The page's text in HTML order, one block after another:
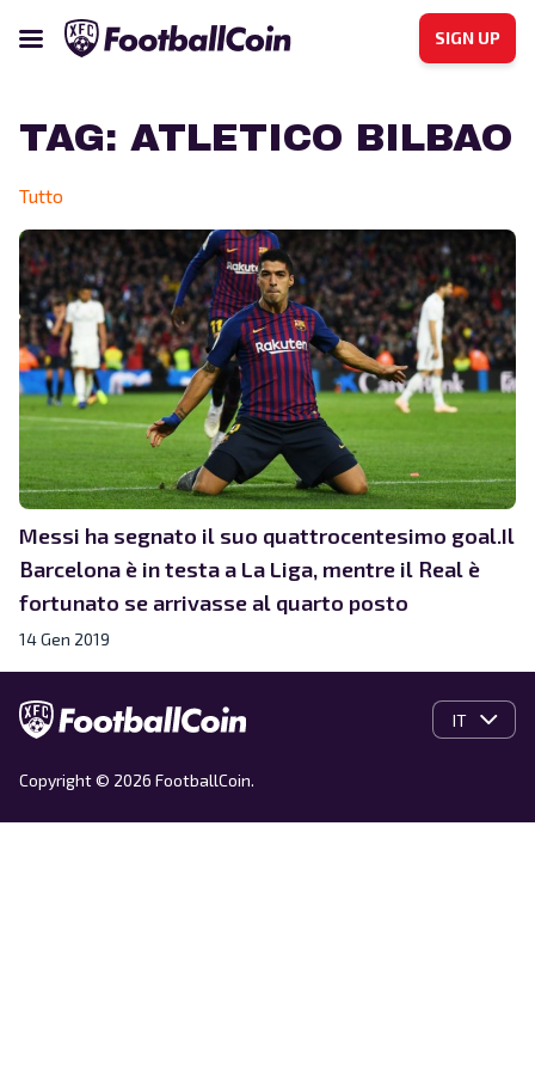
SIGN UP
TAG: ATLETICO BILBAO
Tutto
Messi ha segnato il suo quattrocentesimo goal.Il
Barcelona è in testa a La Liga, mentre il Real è
fortunato se arrivasse al quarto posto
14 Gen 2019
IT
Copyright © 2026 FootballCoin.